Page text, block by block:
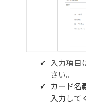
入力項目
さい。
カード名
入力して